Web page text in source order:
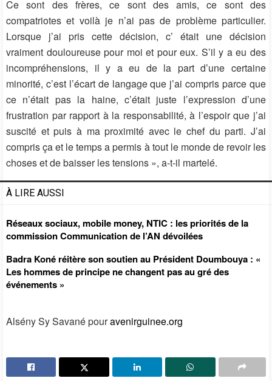
Ce sont des frères, ce sont des amis, ce sont des
compatriotes et voilà je n’ai pas de problème particulier.
Lorsque j’ai pris cette décision, c’ était une décision
vraiment douloureuse pour moi et pour eux. S’il y a eu des
incompréhensions, il y a eu de la part d’une certaine
minorité, c’est l’écart de langage que j’ai compris parce que
ce n’était pas la haine, c’était juste l’expression d’une
frustration par rapport à la responsabilité, à l’espoir que j’ai
suscité et puis à ma proximité avec le chef du parti. J’ai
compris ça et le temps a permis à tout le monde de revoir les
choses et de baisser les tensions », a-t-il martelé.
À LIRE AUSSI
Réseaux sociaux, mobile money, NTIC : les priorités de la
commission Communication de l’AN dévoilées
Badra Koné réitère son soutien au Président Doumbouya : «
Les hommes de principe ne changent pas au gré des
événements »
Alsény Sy Savané pouravenirguinee.org